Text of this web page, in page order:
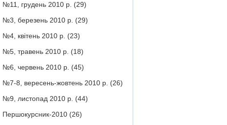
№11, грудень 2010 р. (29)
№3, березень 2010 р. (29)
№4, квітень 2010 р. (23)
№5, травень 2010 р. (18)
№6, червень 2010 р. (45)
№7-8, вересень-жовтень 2010 р. (26)
№9, листопад 2010 р. (44)
Першокурсник-2010 (26)